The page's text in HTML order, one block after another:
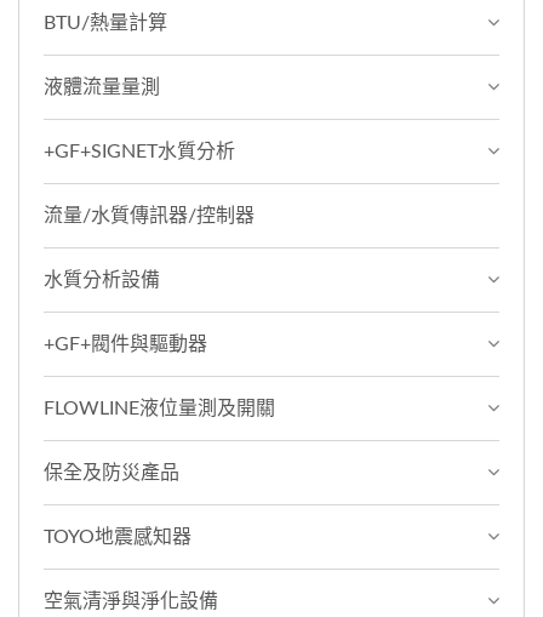
BTU/熱量計算
液體流量量測
+GF+SIGNET水質分析
流量/水質傳訊器/控制器
水質分析設備
+GF+閥件與驅動器
FLOWLINE液位量測及開關
保全及防災產品
TOYO地震感知器
空氣清淨與淨化設備